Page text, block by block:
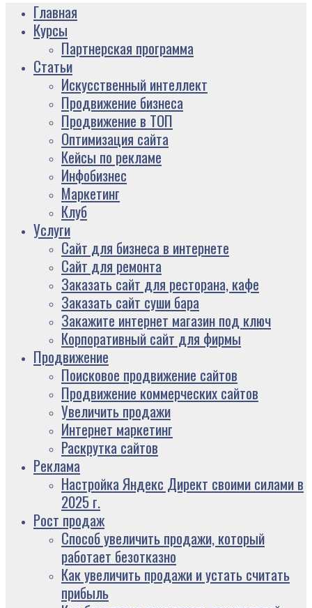
Главная
Курсы
Партнерская программа
Статьи
Искусственный интеллект
Продвижение бизнеса
Продвижение в ТОП
Оптимизация сайта
Кейсы по рекламе
Инфобизнес
Маркетинг
Клуб
Услуги
Сайт для бизнеса в интернете
Сайт для ремонта
Заказать сайт для ресторана, кафе
Заказать сайт суши бара
Закажите интернет магазин под ключ
Корпоративный сайт для фирмы
Продвижение
Поисковое продвижение сайтов
Продвижение коммерческих сайтов
Увеличить продажи
Интернет маркетинг
Раскрутка сайтов
Реклама
Настройка Яндекс Директ своими силами в
2025 г.
Рост продаж
Способ увеличить продажи, который
работает безотказно
Как увеличить продажи и устать считать
прибыль